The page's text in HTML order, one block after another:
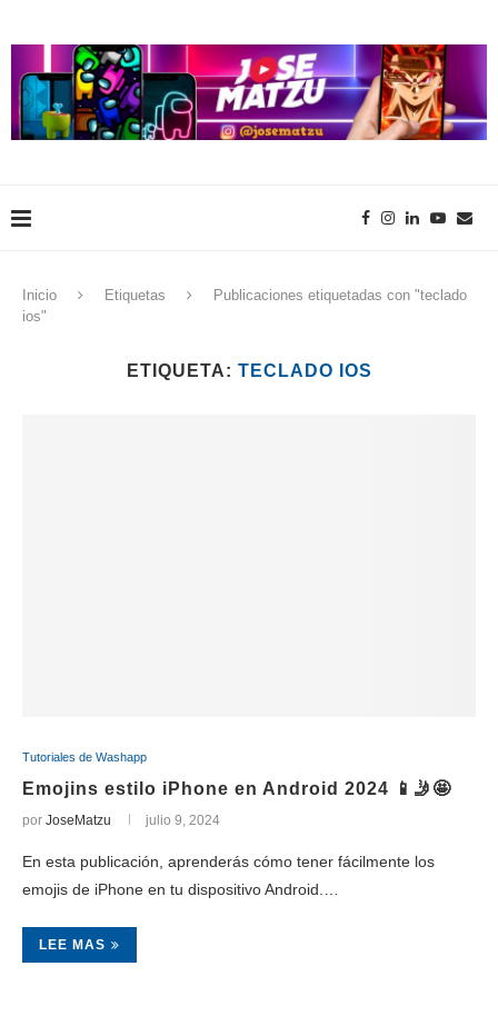
Inicio Etiquetas
Publicaciones etiquetadas con "teclado
ios"
ETIQUETA: TECLADO IOS
Tutoriales de Washapp
Emojins estilo iPhone en Android 2024 📱🤳🤩
por JoseMatzu julio 9, 2024
En esta publicación, aprenderás cómo tener fácilmente los
emojis de iPhone en tu dispositivo Android.…
LEE MAS